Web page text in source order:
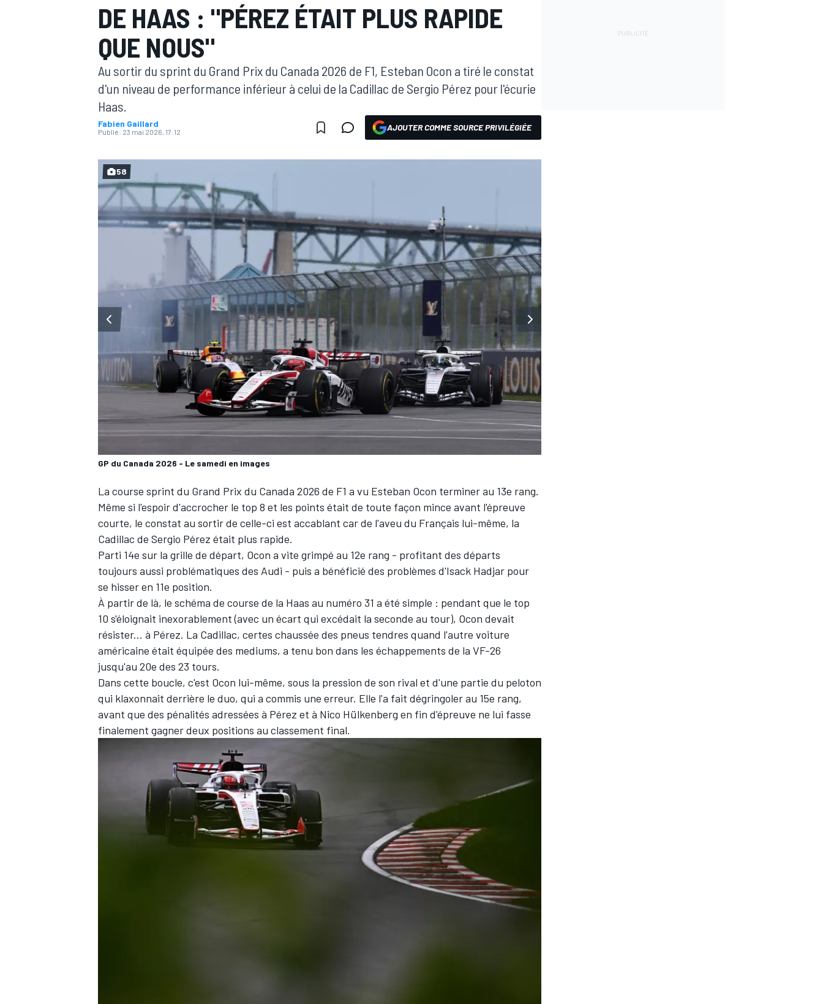
MOTOGP
WRC
WEC
DE HAAS : "PÉREZ ÉTAIT PLUS RAPIDE
QUE NOUS"
Au sortir du sprint du Grand Prix du Canada 2026 de F1, Esteban Ocon a tiré le constat
d'un niveau de performance inférieur à celui de la Cadillac de Sergio Pérez pour l'écurie
Haas.
Fabien Gaillard
Publié: 23 mai 2026, 17:12 AJOUTER COMME SOURCE PRIVILÉGIÉE
GP du Canada 2026 - Le samedi en images
58
La course sprint du Grand Prix du Canada 2026 de F1 a vu Esteban Ocon terminer au 13e rang.
Même si l'espoir d'accrocher le top 8 et les points était de toute façon mince avant l'épreuve
courte, le constat au sortir de celle-ci est accablant car de l'aveu du Français lui-même, la
Cadillac de Sergio Pérez était plus rapide.
Parti 14e sur la grille de départ, Ocon a vite grimpé au 12e rang - profitant des départs
toujours aussi problématiques des Audi - puis a bénéficié des problèmes d'Isack Hadjar pour
se hisser en 11e position.
À partir de là, le schéma de course de la Haas au numéro 31 a été simple : pendant que le top
10 s'éloignait inexorablement (avec un écart qui excédait la seconde au tour), Ocon devait
résister... à Pérez. La Cadillac, certes chaussée des pneus tendres quand l'autre voiture
américaine était équipée des mediums, a tenu bon dans les échappements de la VF-26
jusqu'au 20e des 23 tours.
Dans cette boucle, c'est Ocon lui-même, sous la pression de son rival et d'une partie du peloton
qui klaxonnait derrière le duo, qui a commis une erreur. Elle l'a fait dégringoler au 15e rang,
avant que des pénalités adressées à Pérez et à Nico Hülkenberg en fin d'épreuve ne lui fasse
finalement gagner deux positions au classement final.